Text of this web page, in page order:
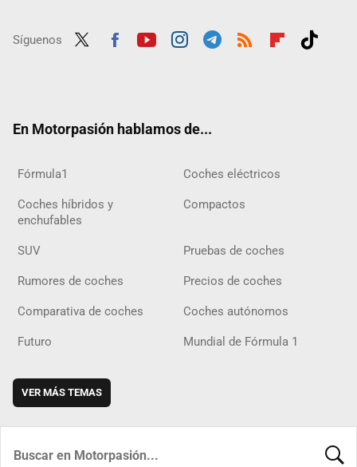
Síguenos
En Motorpasión hablamos de...
Fórmula1 Coches eléctricos
Coches híbridos y
enchufables
Compactos
SUV Pruebas de coches
Rumores de coches Precios de coches
Comparativa de coches Coches autónomos
Futuro Mundial de Fórmula 1
VER MÁS TEMAS